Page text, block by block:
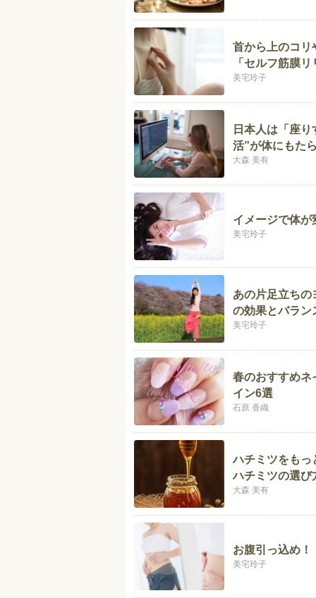
首から上のコリ
「セルフ筋膜
美宅玲子
日本人は「座
活”が体にもた
大森 美有
イメージで体が
美宅玲子
あの片足立ちの
の効果とバラン
美宅玲子
春のおすすめネ
イン6選
石原 香織
ハチミツをもっ
ハチミツの選び
大森 美有
お腹引っ込め！
美宅玲子